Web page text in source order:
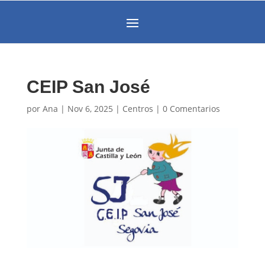
CEIP San José
por Ana | Nov 6, 2025 | Centros | 0 Comentarios